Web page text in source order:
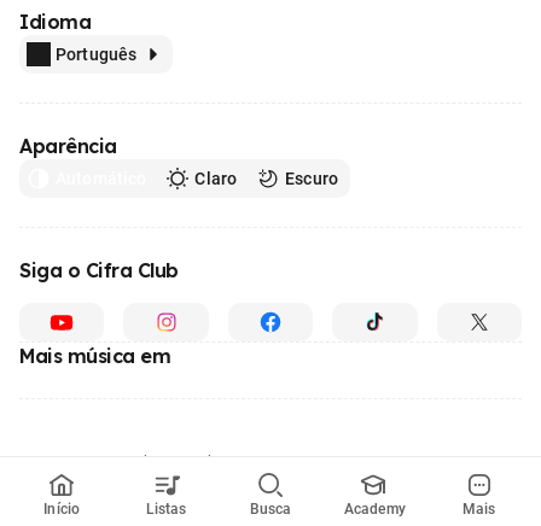
Início Listas Busca Academy Mais
Idioma
Português
Aparência
Claro Escuro
Siga o Cifra Club
Mais música em
© 1996 - 2026, o maior site de ensino de música do Brasil